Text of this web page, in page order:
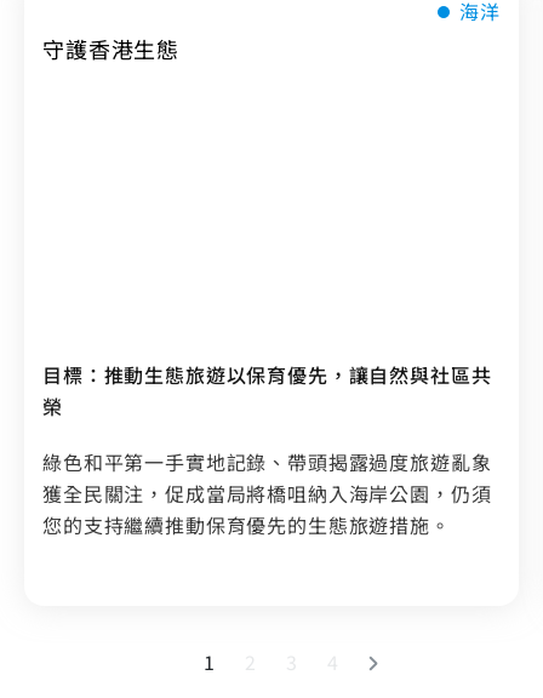
海洋
守護香港生態
目標：推動生態旅遊以保育優先，讓自然與社區共
榮
綠色和平第一手實地記錄、帶頭揭露過度旅遊亂象
獲全民關注，促成當局將橋咀納入海岸公園，仍須
您的支持繼續推動保育優先的生態旅遊措施。
1 2 3 4